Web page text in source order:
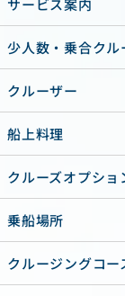
サービス案内
少人数・乗合クル
クルーザー
船上料理
クルーズオプショ
乗船場所
クルージングコー